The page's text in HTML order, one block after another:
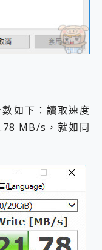
如下：讀取速度
MB/s，就如同